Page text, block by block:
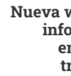
Nueva